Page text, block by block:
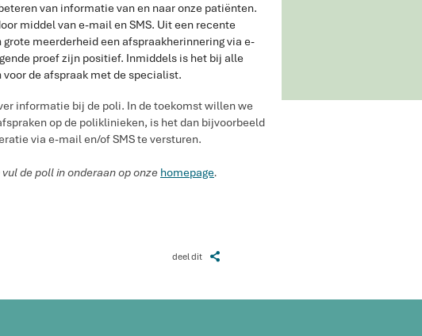
van informatie van en naar onze patiënten.
middel van e-mail en SMS. Uit een recente
meerderheid een afspraakherinnering via e-
proef zijn positief. Inmiddels is het bij alle
de afspraak met de specialist.
informatie bij de poli. In de toekomst willen we
op de poliklinieken, is het dan bijvoorbeeld
via e-mail en/of SMS te versturen.
de poll in onderaan op onze homepage.
deel dit Z